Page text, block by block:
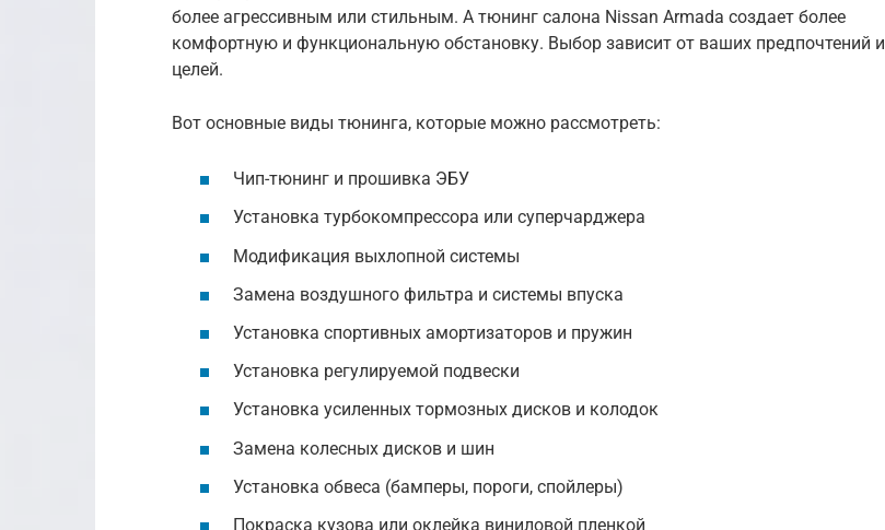
более агрессивным или стильным. А тюнинг салона Nissan Armada создает более
комфортную и функциональную обстановку. Выбор зависит от ваших предпочтений и
целей.
Вот основные виды тюнинга, которые можно рассмотреть:
Чип-тюнинг и прошивка ЭБУ
Установка турбокомпрессора или суперчарджера
Модификация выхлопной системы
Замена воздушного фильтра и системы впуска
Установка спортивных амортизаторов и пружин
Установка регулируемой подвески
Установка усиленных тормозных дисков и колодок
Замена колесных дисков и шин
Установка обвеса (бамперы, пороги, спойлеры)
Покраска кузова или оклейка виниловой пленкой